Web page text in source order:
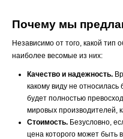
Почему мы
Независимо от того, какой
наиболее весомые из них:
Качество и надежность.
какому виду не
будет полностью
мировых производителей,
Стоимость. Безусловно,
цена которого может быть